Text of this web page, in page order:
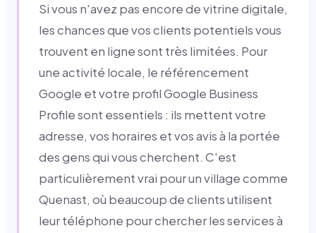
Si vous n'avez pas encore de vitrine digitale,
les chances que vos clients potentiels vous
trouvent en ligne sont très limitées. Pour
une activité locale, le référencement
Google et votre profil Google Business
Profile sont essentiels : ils mettent votre
adresse, vos horaires et vos avis à la portée
des gens qui vous cherchent. C'est
particulièrement vrai pour un village comme
Quenast, où beaucoup de clients utilisent
leur téléphone pour chercher les services à